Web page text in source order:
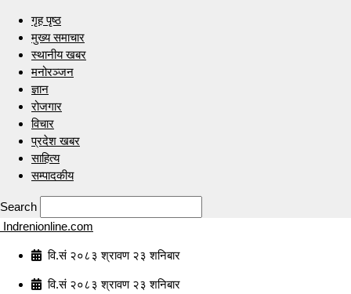
गृह पृष्ठ
मुख्य समाचार
स्थानीय खबर
मनोरञ्जन
ज्ञान
रोजगार
विचार
प्रदेश खबर
साहित्य
सम्पादकीय
Search
Indrenionline.com
वि.सं २०८३ श्रावण २३ शनिबार
वि.सं २०८३ श्रावण २३ शनिबार